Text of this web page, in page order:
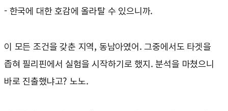
- 한국에 대한 호감에 올라탈 수 있으니까.
이 모든 조건을 갖춘 지역, 동남아였어. 그중에서도 타겟을
좁혀 필리핀에서 실험을 시작하기로 했지. 분석을 마쳤으니
바로 진출했냐고? 노노.